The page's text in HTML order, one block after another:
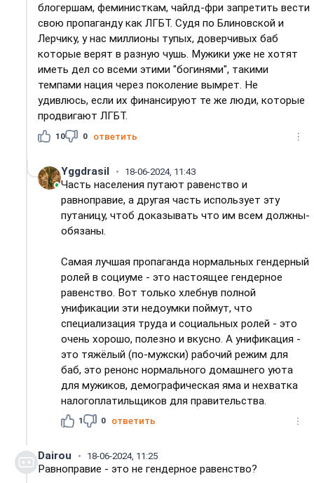
блогершам, феминисткам, чайлд-фри запретить вести
свою пропаганду как ЛГБТ. Судя по Блиновской и
Лерчику, у нас миллионы тупых, доверчивых баб
которые верят в разную чушь. Мужики уже не хотят
иметь дел со всеми этими "богинями", такими
темпами нация через поколение вымрет. Не
удивлюсь, если их финансируют те же люди, которые
продвигают ЛГБТ.
10 0 ответить
Yggdrasil 18-06-2024, 11:43
Часть населения путают равенство и
равноправие, а другая часть использует эту
путаницу, чтоб доказывать что им всем должны-
обязаны.
Самая лучшая пропаганда нормальных гендерный
ролей в социуме - это настоящее гендерное
равенство. Вот только хлебнув полной
унификации эти недоумки поймут, что
специализация труда и социальных ролей - это
очень хорошо, полезно и вкусно. А унификация -
это тяжёлый (по-мужски) рабочий режим для
баб, это ренонс нормального домашнего уюта
для мужиков, демографическая яма и нехватка
налогоплатильщиков для правительства.
1 0 ответить
Dairou 18-06-2024, 11:25
Равноправие - это не гендерное равенство?